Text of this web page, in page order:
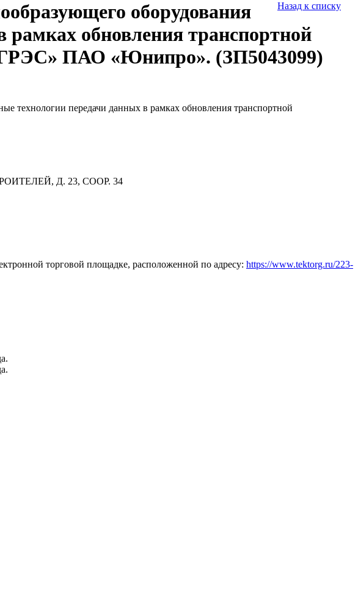
Назад к списку
оборудования
рамках обновления транспортной
ГРЭС» ПАО «Юнипро». (ЗП5043099)
технологии передачи данных в рамках обновления транспортной
Д. 23, СООР. 34
торговой площадке, расположенной по адресу: https://www.tektorg.ru/223-